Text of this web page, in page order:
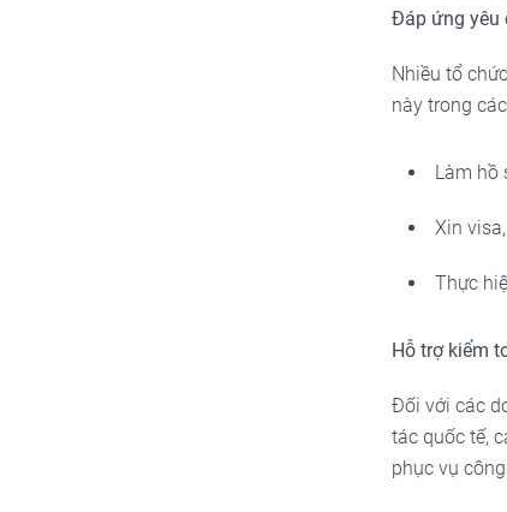
Đáp ứng yêu
Nhiều tổ
này trong
Làm hồ
Xin
Thực
Hỗ trợ kiểm
Đối với các
tác quốc tế,
phục vụ